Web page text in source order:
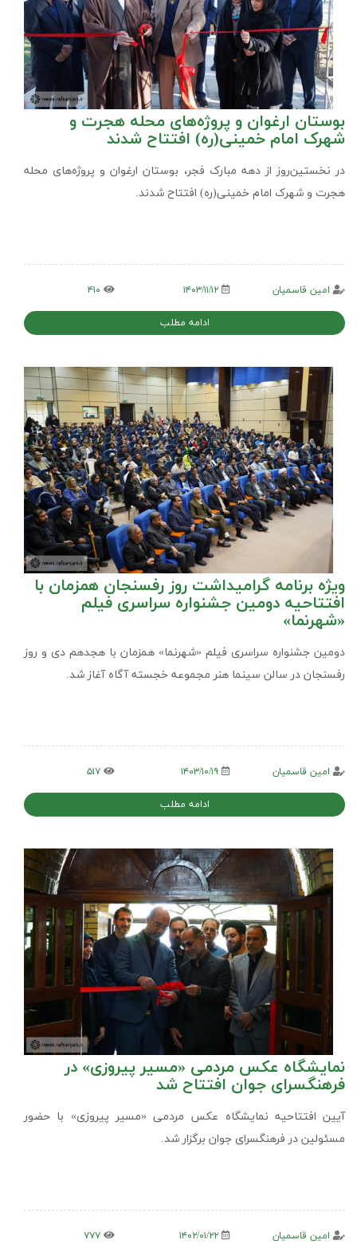
بوستان ارغوان و پروژه‌های محله هجرت و
شهرک امام خمینی(ره) افتتاح شدند
در نخستین‌روز از دهه مبارک فجر، بوستان ارغوان و پروژه‌های محله
هجرت و شهرک امام خمینی(ره) افتتاح شدند.
امین قاسمیان ۱۴۰۳/۱۱/۱۲ ۴۱۰
ادامه مطلب
ویژه برنامه گرامیداشت روز رفسنجان همزمان با
افتتاحیه دومین جشنواره سراسری فیلم
«شهرنما»
دومین جشنواره سراسری فیلم «شهرنما» همزمان با هجدهم دی و روز
رفسنجان در سالن سینما هنر مجموعه خجسته آگاه آغاز شد.
امین قاسمیان ۵۱۷
ادامه مطلب
نمایشگاه عکس مردمی «مسیر پیروزی» در
فرهنگسرای جوان افتتاح شد
آیین افتتاحیه نمایشگاه عکس مردمی «مسیر پیروزی» با حضور
مسئولین در فرهنگسرای جوان برگزار شد.
امین قاسمیان ۱۴۰۲/۰۱/۲۲ ۷۷۷